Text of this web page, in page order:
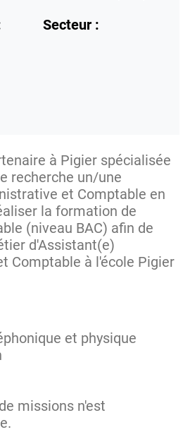
Secteur :
à Pigier spécialisée
recherche un/une
et Comptable en
la formation de
(niveau BAC) afin de
d'Assistant(e)
Comptable à l'école Pigier
et physique
missions n'est